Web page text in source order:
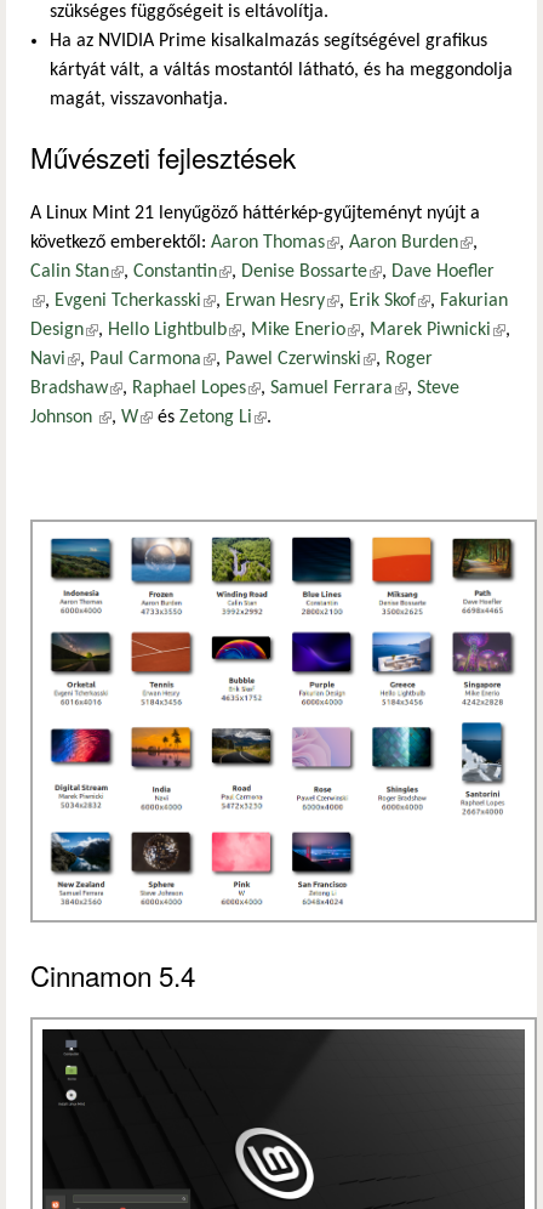
szükséges függőségeit is eltávolítja.
Ha az NVIDIA Prime kisalkalmazás segítségével grafikus
kártyát vált, a váltás mostantól látható, és ha meggondolja
magát, visszavonhatja.
Művészeti fejlesztések
A Linux Mint 21 lenyűgöző háttérkép-gyűjteményt nyújt a
következő emberektől: Aaron Thomas(külső hivatkozás)
, Aaron Burden(külső
hivatkozás)
,
Calin Stan(külső hivatkozás)
, Constantin(külső hivatkozás)
, Denise Bossarte(külső hivatkozás)
, Dave Hoefler
(külső hivatkozás)
, Evgeni Tcherkasski(külső hivatkozás)
, Erwan Hesry(külső hivatkozás)
, Erik Skof(külső
hivatkozás)
, Fakurian
Design(külső hivatkozás)
, Hello Lightbulb(külső hivatkozás)
, Mike Enerio(külső hivatkozás)
, Marek Piwnicki(külső
,
Navi(külső hivatkozás)
, Paul Carmona(külső hivatkozás)
, Pawel Czerwinski(külső hivatkozás)
, Roger
Bradshaw(külső hivatkozás)
, Raphael Lopes(külső hivatkozás)
, Samuel Ferrara(külső hivatkozás)
, Steve
Johnson (külső hivatkozás)
, W(külső hivatkozás)
és Zetong Li(külső hivatkozás)
.
Cinnamon 5.4